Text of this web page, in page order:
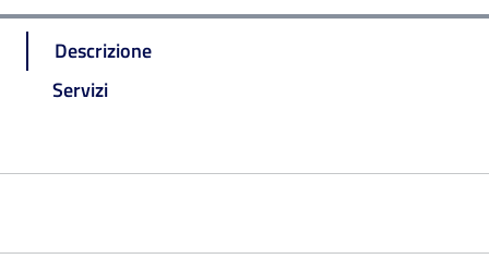
Descrizione
Servizi